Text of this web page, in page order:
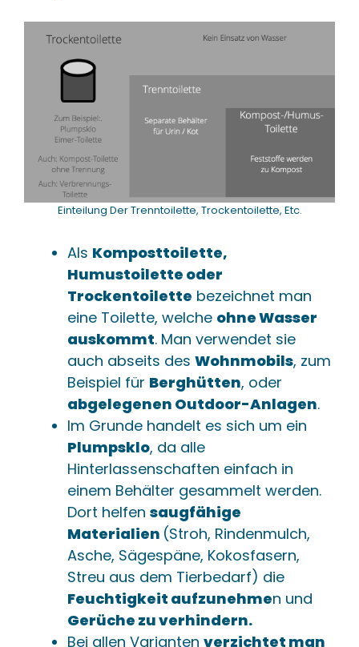
Einteilung Der Trenntoilette, Trockentoilette, Etc.
Als Komposttoilette,
Humustoilette oder
Trockentoilette bezeichnet man
eine Toilette, welche ohne Wasser
auskommt. Man verwendet sie
auch abseits des Wohnmobils, zum
Beispiel für Berghütten, oder
abgelegenen Outdoor-Anlagen.
Im Grunde handelt es sich um ein
Plumpsklo, da alle
Hinterlassenschaften einfach in
einem Behälter gesammelt werden.
Dort helfen saugfähige
Materialien (Stroh, Rindenmulch,
Asche, Sägespäne, Kokosfasern,
Streu aus dem Tierbedarf) die
Feuchtigkeit aufzunehmen und
Gerüche zu verhindern.
Bei allen Varianten verzichtet man